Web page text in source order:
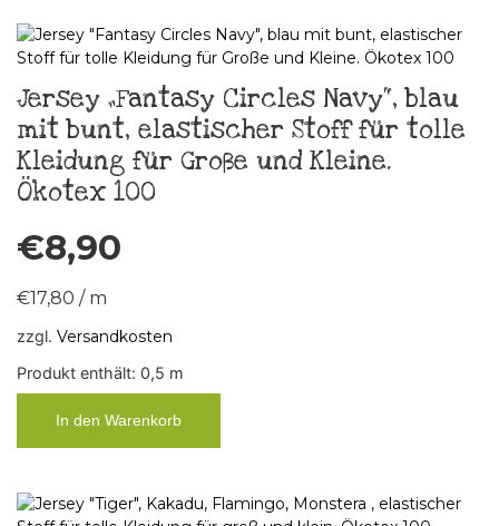
Jersey „Fantasy Circles Navy“, blau
mit bunt, elastischer Stoff für tolle
Kleidung für Große und Kleine.
Ökotex 100
€8,90
€17,80 / m
zzgl. Versandkosten
Produkt enthält: 0,5 m
In den Warenkorb